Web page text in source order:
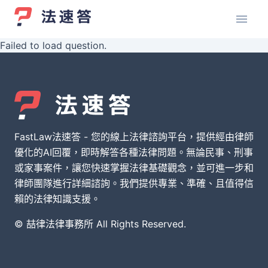
Failed to load question.
FastLaw法速答 - 您的線上法律諮詢平台，提供經由律師
優化的AI回覆，即時解答各種法律問題。無論民事、刑事
或家事案件，讓您快速掌握法律基礎觀念，並可進一步和
律師團隊進行詳細諮詢。我們提供專業、準確、且值得信
賴的法律知識支援。
© 喆律法律事務所 All Rights Reserved.